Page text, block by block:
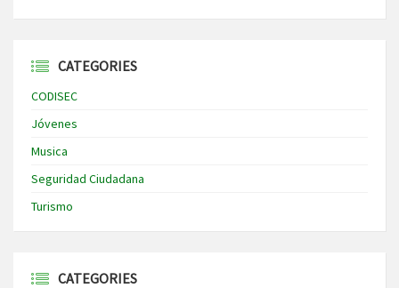
CATEGORIES
CODISEC
Jóvenes
Musica
Seguridad Ciudadana
Turismo
CATEGORIES